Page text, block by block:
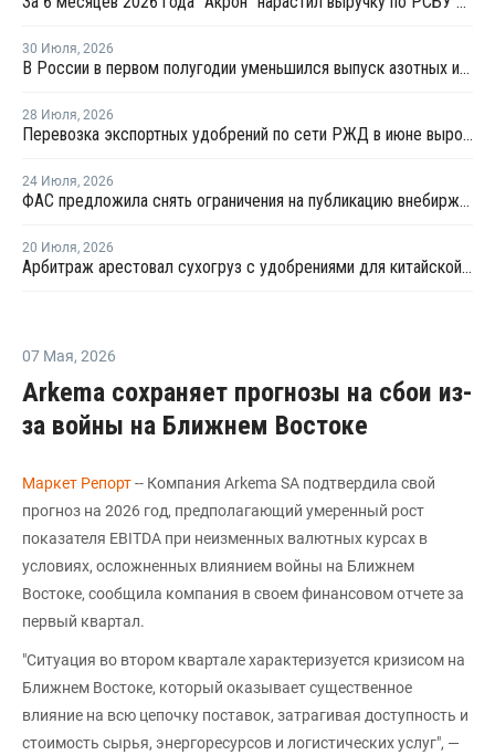
30 Июля, 2026
В России в первом полугодии уменьшился выпуск азотных и фосфорных удобрений
28 Июля, 2026
Перевозка экспортных удобрений по сети РЖД в июне выросла на 11,2%
24 Июля, 2026
ФАС предложила снять ограничения на публикацию внебиржевых индексов на удобрения
20 Июля, 2026
Арбитраж арестовал сухогруз с удобрениями для китайской компании
07 Мая, 2026
Arkema сохраняет прогнозы на сбои из-
за войны на Ближнем Востоке
Маркет Репорт-- Компания Arkema SA подтвердила свой
прогноз на 2026 год, предполагающий умеренный рост
показателя EBITDA при неизменных валютных курсах в
условиях, осложненных влиянием войны на Ближнем
Востоке, сообщила компания в своем финансовом отчете за
первый квартал.
"Ситуация во втором квартале характеризуется кризисом на
Ближнем Востоке, который оказывает существенное
влияние на всю цепочку поставок, затрагивая доступность и
стоимость сырья, энергоресурсов и логистических услуг", —